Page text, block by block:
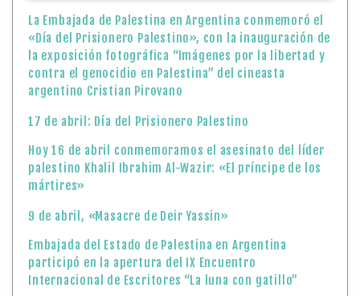
La Embajada de Palestina en Argentina conmemoró el
«Día del Prisionero Palestino», con la inauguración de
la exposición fotográfica “Imágenes por la libertad y
contra el genocidio en Palestina” del cineasta
argentino Cristian Pirovano
17 de abril: Día del Prisionero Palestino
Hoy 16 de abril conmemoramos el asesinato del líder
palestino Khalil Ibrahim Al-Wazir: «El príncipe de los
mártires»
9 de abril, «Masacre de Deir Yassin»
Embajada del Estado de Palestina en Argentina
participó en la apertura del IX Encuentro
Internacional de Escritores “La luna con gatillo”